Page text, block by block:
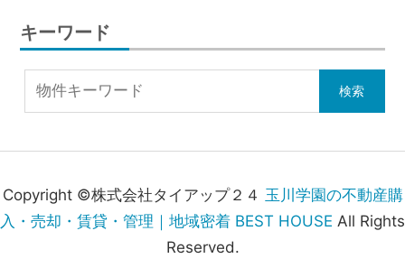
キーワード
Copyright ©株式会社タイアップ２４ 玉川学園の不動産購
入・売却・賃貸・管理｜地域密着 BEST HOUSE All Rights
Reserved.